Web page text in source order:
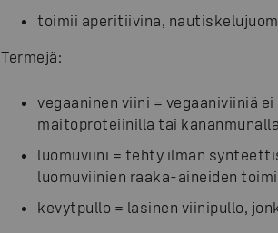
toimii aperitiivina,
Termejä:
vegaaninen viini = vegaaniviiniä
maitoproteiinilla tai kananmunalla
luomuviini = tehty ilman
luomuviinien raaka-aineiden
kevytpullo = lasinen viinipullo,